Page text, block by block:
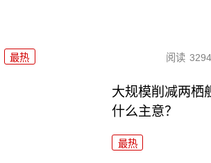
最热 阅读
大规模削减两栖
什么主意？
最热